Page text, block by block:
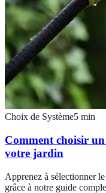
Choix de Système5 min
Comment choisir
votre jardin
Apprenez à sélectionner
grâce à notre guide